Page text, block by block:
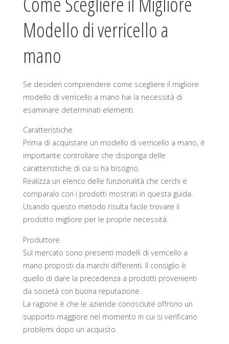
Modello di verricello a
mano
Se desideri comprendere come scegliere il migliore
modello di verricello a mano hai la necessità di
esaminare determinati elementi.
Caratteristiche
Prima di acquistare un modello di verricello a mano, è
importante controllare che disponga delle
caratteristiche di cui si ha bisogno.
Realizza un elenco delle funzionalità che cerchi e
comparalo con i prodotti mostrati in questa guida.
Usando questo metodo risulta facile trovare il
prodotto migliore per le proprie necessità.
Produttore
Sul mercato sono presenti modelli di verricello a
mano proposti da marchi differenti. Il consiglio è
quello di dare la precedenza a prodotti provenienti
da società con buona reputazione.
La ragione è che le aziende conosciute offrono un
supporto maggiore nel momento in cui si verificano
problemi dopo un acquisto.